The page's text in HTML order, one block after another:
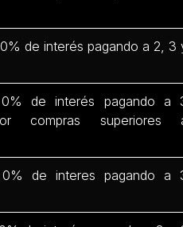
de interés pagando a 2, 3
0% de interés pagando a
compras superiores
0% de interes pagando a